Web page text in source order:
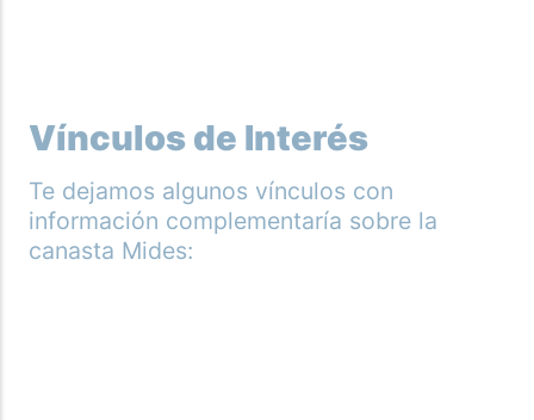
Vínculos de Interés
Te dejamos algunos vínculos con
información complementaría sobre la
canasta Mides: